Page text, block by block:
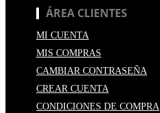
ÁREA CLIENTES
MI CUENTA
MIS COMPRAS
CAMBIAR CONTRASEÑA
CREAR CUENTA
CONDICIONES DE COMPRA